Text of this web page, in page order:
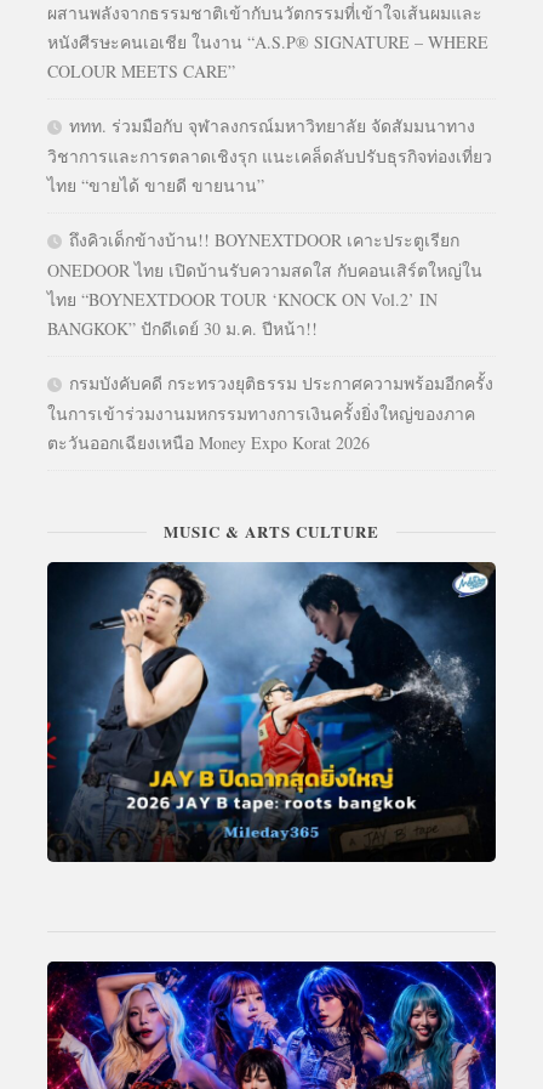
ผสานพลังจากธรรมชาติเข้ากับนวัตกรรมที่เข้าใจเส้นผมและ
หนังศีรษะคนเอเชีย ในงาน “A.S.P® SIGNATURE – WHERE
COLOUR MEETS CARE”
ททท. ร่วมมือกับ จุฬาลงกรณ์มหาวิทยาลัย จัดสัมมนาทาง
วิชาการและการตลาดเชิงรุก แนะเคล็ดลับปรับธุรกิจท่องเที่ยว
ไทย “ขายได้ ขายดี ขายนาน”
ถึงคิวเด็กข้างบ้าน!! BOYNEXTDOOR เคาะประตูเรียก
ONEDOOR ไทย เปิดบ้านรับความสดใส กับคอนเสิร์ตใหญ่ใน
ไทย “BOYNEXTDOOR TOUR ‘KNOCK ON Vol.2’ IN
BANGKOK” ปักดีเดย์ 30 ม.ค. ปีหน้า!!
กรมบังคับคดี กระทรวงยุติธรรม ประกาศความพร้อมอีกครั้ง
ในการเข้าร่วมงานมหกรรมทางการเงินครั้งยิ่งใหญ่ของภาค
ตะวันออกเฉียงเหนือ Money Expo Korat 2026
MUSIC & ARTS CULTURE